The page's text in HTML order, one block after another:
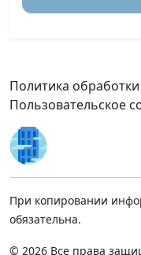
Политика
Пользовательское
При копировании
обязательна.
© 2026 Все права